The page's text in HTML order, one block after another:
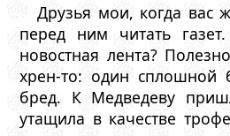
Друзья мои, когда вас
перед ним читать
новостная лента?
хрен-то: один сплошной
бред. К Медведеву
утащила в качестве